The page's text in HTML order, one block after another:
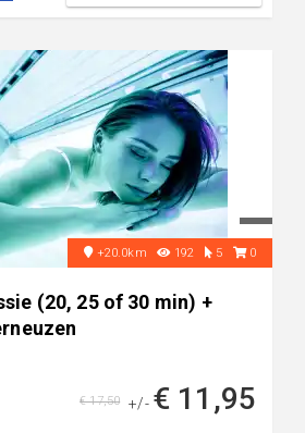
+20.0km 192 5 0
(20, 25 of 30 min) +
+/- € 11,95
€ 17,50